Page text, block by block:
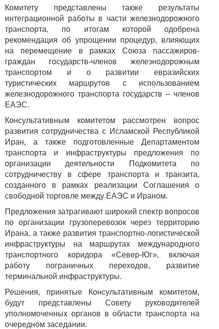
Комитету представлены также результаты
интеграционной работы в части железнодорожного
транспорта, по итогам которой одобрена
рекомендация об упрощении процедур, влияющих
на перемещение в рамках Союза пассажиров-
граждан государств-членов железнодорожным
транспортом и о развитии евразийских
туристических маршрутов с использованием
железнодорожного транспорта государств – членов
ЕАЭС.
Консультативным комитетом рассмотрен вопрос
развития сотрудничества с Исламской Республикой
Иран, а также подготовленные Департаментом
транспорта и инфраструктуры предложения по
организации деятельности Подкомитета по
сотрудничеству в сфере транспорта и транзита,
созданного в рамках реализации Соглашения о
свободной торговле между ЕАЭС и Ираном.
Предложения затрагивают широкий спектр вопросов
по организации грузоперевозок через территорию
Ирана, а также развития транспортно-логистической
инфраструктуры на маршрутах международного
транспортного коридора «Север-Юг», включая
работу пограничных переходов, развитие
терминальной инфраструктуры.
Решения, принятые Консультативным комитетом,
будут представлены Совету руководителей
уполномоченных органов в области транспорта на
очередном заседании.